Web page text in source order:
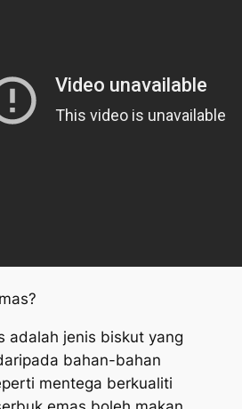
adalah jenis biskut yang
bahan-bahan
mentega berkualiti